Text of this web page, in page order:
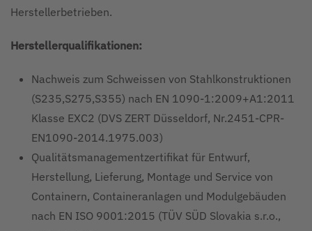
Herstellerbetrieben.
Herstellerqualifikationen:
Nachweis zum Schweissen von Stahlkonstruktionen
(S235,S275,S355) nach EN 1090-1:2009+A1:2011
Klasse EXC2 (DVS ZERT Düsseldorf, Nr.2451-CPR-
EN1090-2014.1975.003)
Qualitätsmanagementzertifikat für Entwurf,
Herstellung, Lieferung, Montage und Service von
Containern, Containeranlagen und Modulgebäuden
nach EN ISO 9001:2015 (TÜV SÜD Slovakia s.r.o.,